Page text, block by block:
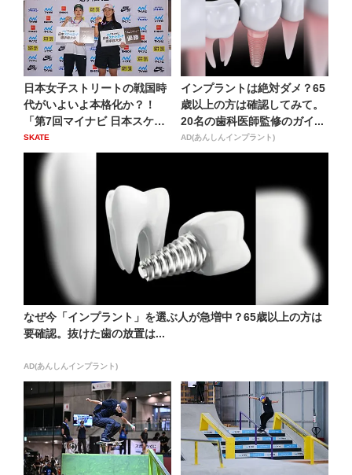
日本女子ストリートの戦国時
代がいよいよ本格化か？！
「第7回マイナビ 日本スケー
ト...
SKATE
インプラントは絶対ダメ？65
歳以上の方は確認してみて。
20名の歯科医師監修のガイ...
AD(あんしんインプラント)
なぜ今「インプラント」を選ぶ人が急増中？65歳以上の方は
要確認。抜けた歯の放置は...
AD(あんしんインプラント)